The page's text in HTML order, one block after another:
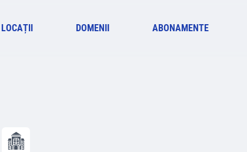
LOCAȚII DOMENII ABONAMENTE